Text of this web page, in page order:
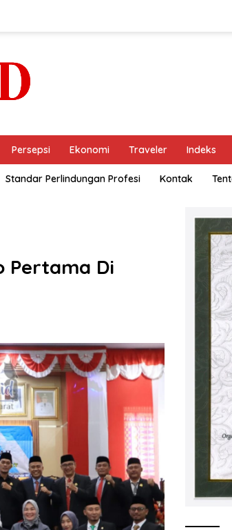
Persepsi Ekonomi Traveler Indeks
Standar Perlindungan Profesi Kontak
Pertama Di